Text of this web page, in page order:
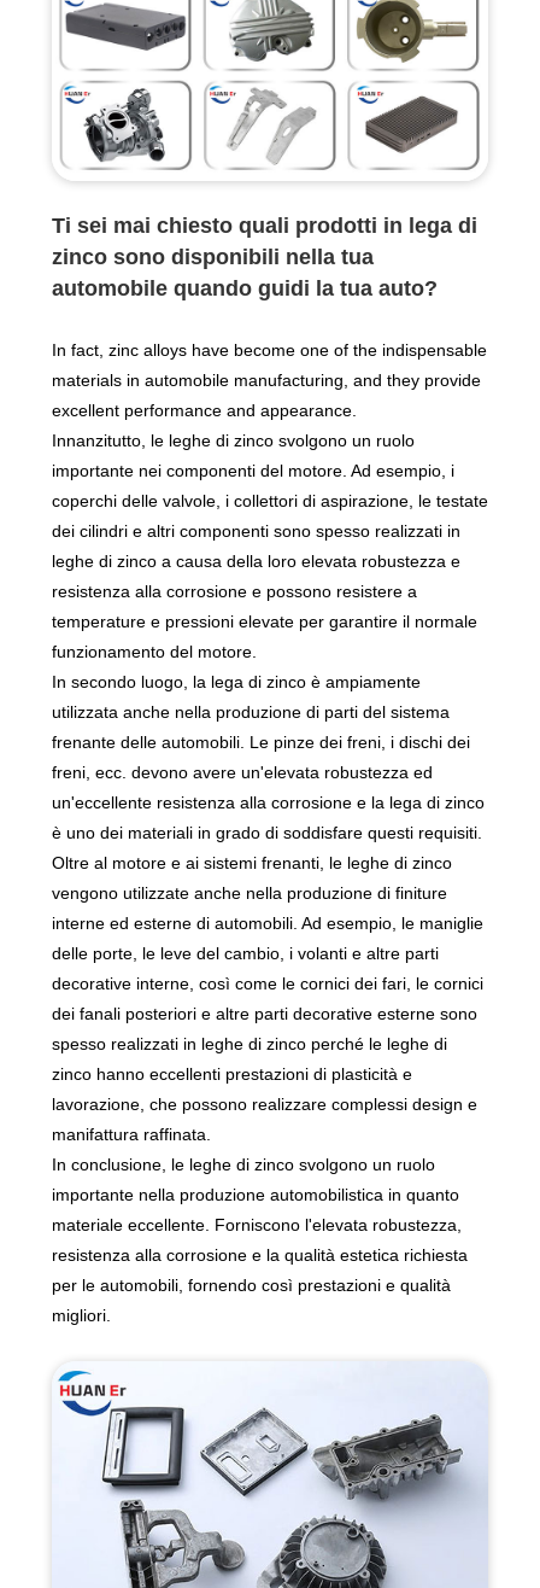
Ti sei mai chiesto quali prodotti in lega di
zinco sono disponibili nella tua
automobile quando guidi la tua auto?
In fact, zinc alloys have become one of the indispensable
materials in automobile manufacturing, and they provide
excellent performance and appearance.
Innanzitutto, le leghe di zinco svolgono un ruolo
importante nei componenti del motore. Ad esempio, i
coperchi delle valvole, i collettori di aspirazione, le testate
dei cilindri e altri componenti sono spesso realizzati in
leghe di zinco a causa della loro elevata robustezza e
resistenza alla corrosione e possono resistere a
temperature e pressioni elevate per garantire il normale
funzionamento del motore.
In secondo luogo, la lega di zinco è ampiamente
utilizzata anche nella produzione di parti del sistema
frenante delle automobili. Le pinze dei freni, i dischi dei
freni, ecc. devono avere un'elevata robustezza ed
un'eccellente resistenza alla corrosione e la lega di zinco
è uno dei materiali in grado di soddisfare questi requisiti.
Oltre al motore e ai sistemi frenanti, le leghe di zinco
vengono utilizzate anche nella produzione di finiture
interne ed esterne di automobili. Ad esempio, le maniglie
delle porte, le leve del cambio, i volanti e altre parti
decorative interne, così come le cornici dei fari, le cornici
dei fanali posteriori e altre parti decorative esterne sono
spesso realizzati in leghe di zinco perché le leghe di
zinco hanno eccellenti prestazioni di plasticità e
lavorazione, che possono realizzare complessi design e
manifattura raffinata.
In conclusione, le leghe di zinco svolgono un ruolo
importante nella produzione automobilistica in quanto
materiale eccellente. Forniscono l'elevata robustezza,
resistenza alla corrosione e la qualità estetica richiesta
per le automobili, fornendo così prestazioni e qualità
migliori.